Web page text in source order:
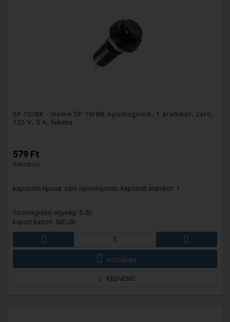
SP 10/BK - Home SP 10/BK nyomógomb, 1 áramkör, záró,
125 V, 3 A, fekete
579 Ft
Raktáron
kapcsoló típusa: záró nyomógomb; kapcsolt áramkör: 1
Csomagolási egység: 5 db
Export karton: 500 db
KOSÁRBA
KEDVENC